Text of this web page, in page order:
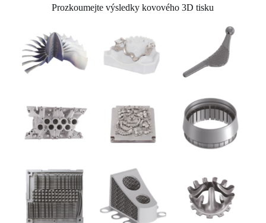
Prozkoumejte výsledky kovového 3D tisku